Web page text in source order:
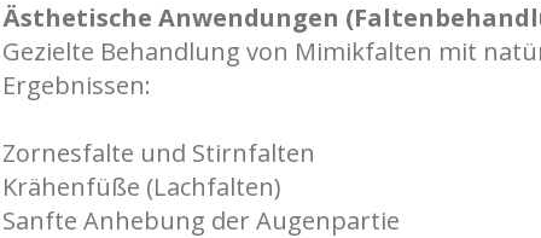
Ästhetische Anwendungen
Gezielte Behandlung von Mimikfalten mit
Ergebnissen:
Zornesfalte und Stirnfalten
Krähenfüße (Lachfalten)
Sanfte Anhebung der Augenpartie